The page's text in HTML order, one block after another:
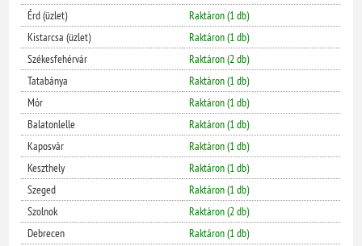
Érd (üzlet)
Raktáron (1 db)
Kistarcsa (üzlet)
Raktáron (1 db)
Székesfehérvár
Raktáron (2 db)
Tatabánya
Raktáron (1 db)
Mór
Raktáron (1 db)
Balatonlelle
Raktáron (1 db)
Kaposvár
Raktáron (1 db)
Keszthely
Raktáron (1 db)
Szeged
Raktáron (1 db)
Szolnok
Raktáron (2 db)
Debrecen
Raktáron (1 db)